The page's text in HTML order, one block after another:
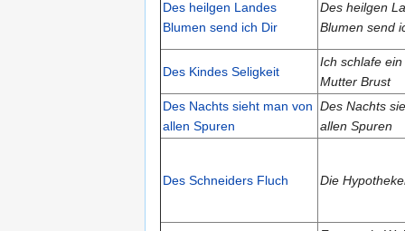
Des heilgen Landes
Blumen send ich Dir
Des heilgen
Blumen send
Des Kindes Seligkeit
Ich schlafe
Mutter Brust
Des Nachts sieht man von
allen Spuren
Des Nachts
allen Spuren
Des Schneiders Fluch Die